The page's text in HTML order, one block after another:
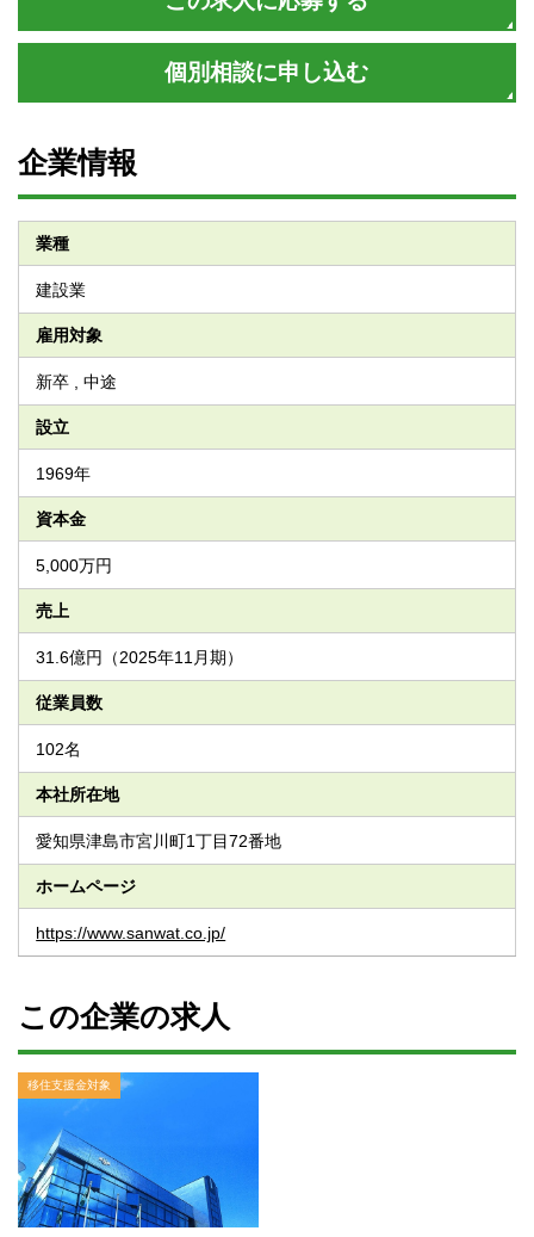
個別相談に申し込む
企業情報
業種
建設業
雇用対象
新卒 , 中途
設立
1969年
資本金
5,000万円
売上
31.6億円（2025年11月期）
従業員数
102名
本社所在地
愛知県津島市宮川町1丁目72番地
ホームページ
https://www.sanwat.co.jp/
この企業の求人
移住支援金対象